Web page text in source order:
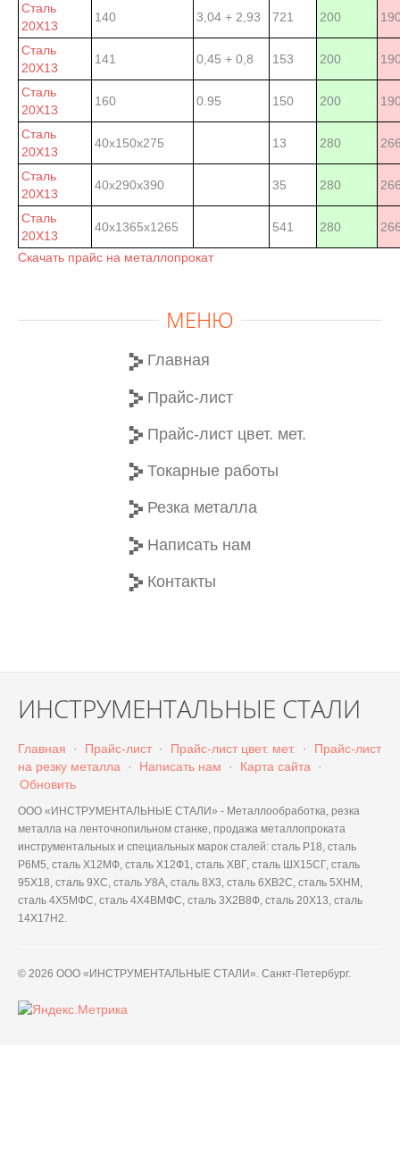
Сталь
20Х13
140 3,04 + 2,93 721 200
Сталь
20Х13
141 0,45 + 0,8 153 200
Сталь
20Х13
160 0.95 150 200
Сталь
20Х13
40х150х275 13 280
Сталь
20Х13
40х290х390 35 280
Сталь
20Х13
40х1365х1265 541 280
Скачать прайс на металлопрокат
МЕНЮ
Главная
Прайс-лист
Прайс-лист цвет. мет.
Токарные работы
Резка металла
Написать нам
Контакты
ИНСТРУМЕНТАЛЬНЫЕ СТАЛИ
Главная · Прайс-лист · Прайс-лист цвет. мет. ·
Прайс-лист
на резку металла
· Написать нам · Карта сайта
·
Обновить
ООО «ИНСТРУМЕНТАЛЬНЫЕ СТАЛИ» - Металлообработка, резка
металла на ленточнопильном станке, продажа металлопроката
инструментальных и специальных марок сталей: сталь Р18, сталь
Р6М5, сталь Х12МФ, сталь Х12Ф1, сталь ХВГ, сталь ШХ15СГ, сталь
95Х18, сталь 9ХС, сталь У8А, сталь 8Х3, сталь 6ХВ2С, сталь 5ХНМ,
сталь 4Х5МФС, сталь 4Х4ВМФС, сталь 3Х2В8Ф, сталь 20Х13, сталь
14Х17Н2.
© 2026 ООО «ИНСТРУМЕНТАЛЬНЫЕ СТАЛИ». Санкт-Петербург.